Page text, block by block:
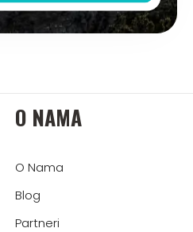
O NAMA
O Nama
Blog
Partneri